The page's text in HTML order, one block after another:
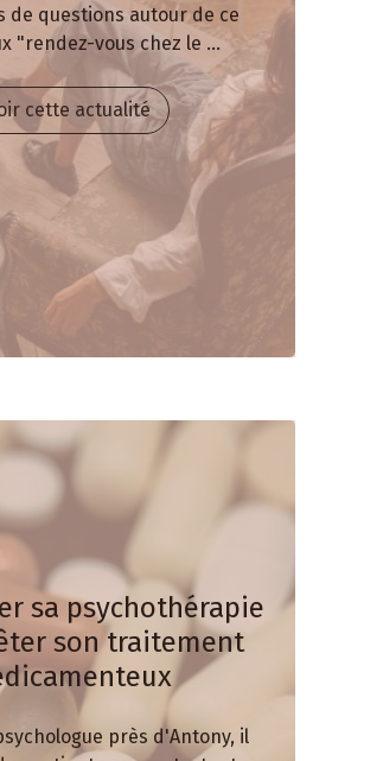
de questions autour de ce
"rendez-vous chez le ...
cette actualité
sa psychothérapie
son traitement
près d'Antony, il